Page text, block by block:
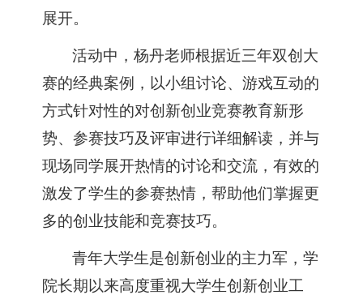
展开。
活动中，杨丹老师根据近三年双创大
赛的经典案例，以小组讨论、游戏互动的
方式针对性的对创新创业竞赛教育新形
势、参赛技巧及评审进行详细解读，并与
现场同学展开热情的讨论和交流，有效的
激发了学生的参赛热情，帮助他们掌握更
多的创业技能和竞赛技巧。
青年大学生是创新创业的主力军，学
院长期以来高度重视大学生创新创业工